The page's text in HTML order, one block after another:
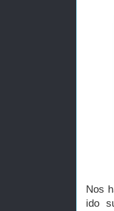
Nos
ido